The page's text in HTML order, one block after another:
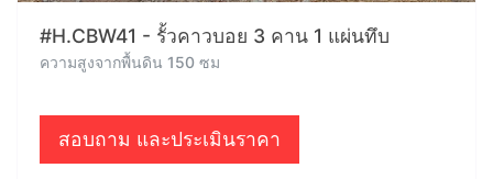
#H.CBW41 - รั้วคาวบอย 3 คาน 1 แผ่นทึบ
ความสูงจากพื้นดิน 150 ซม
สอบถาม และประเมินราคา